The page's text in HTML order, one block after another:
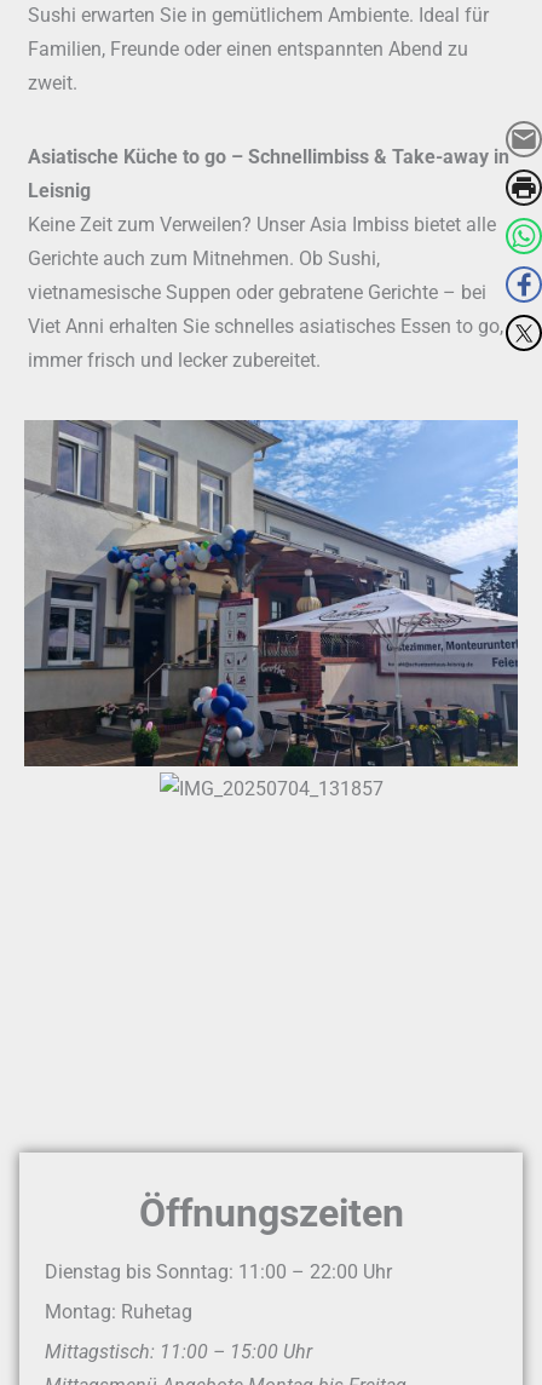
Sushi erwarten Sie in gemütlichem Ambiente. Ideal für
Familien, Freunde oder einen entspannten Abend zu
zweit.
Asiatische Küche to go – Schnellimbiss & Take-away in
Leisnig
Keine Zeit zum Verweilen? Unser Asia Imbiss bietet alle
Gerichte auch zum Mitnehmen. Ob Sushi,
vietnamesische Suppen oder gebratene Gerichte – bei
Viet Anni erhalten Sie schnelles asiatisches Essen to go,
immer frisch und lecker zubereitet.
Öffnungszeiten
Dienstag bis Sonntag: 11:00 – 22:00 Uhr
Montag: Ruhetag
Mittagstisch: 11:00 – 15:00 Uhr